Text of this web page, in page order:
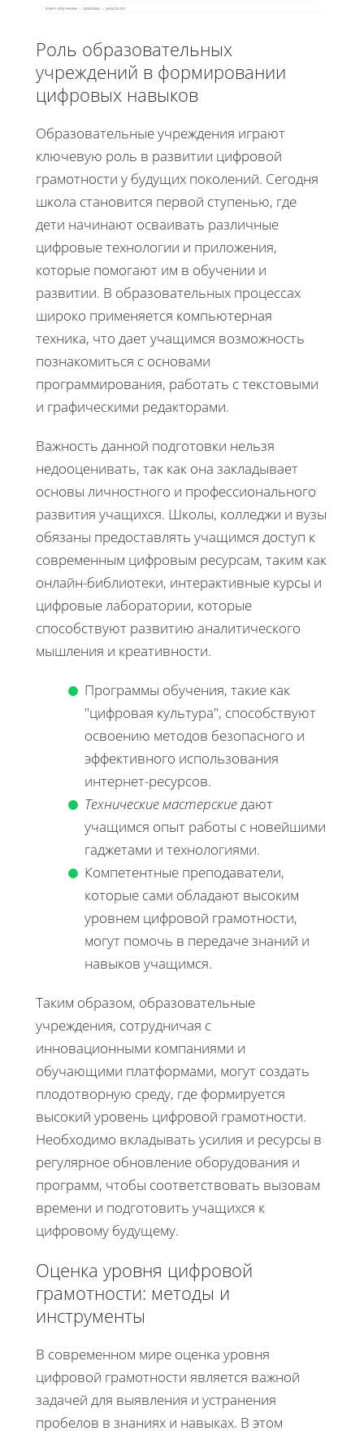
Ключ: обучение → практика → результат
Роль образовательных
учреждений в формировании
цифровых навыков
Образовательные учреждения играют
ключевую роль в развитии цифровой
грамотности у будущих поколений. Сегодня
школа становится первой ступенью, где
дети начинают осваивать различные
цифровые технологии и приложения,
которые помогают им в обучении и
развитии. В образовательных процессах
широко применяется компьютерная
техника, что дает учащимся возможность
познакомиться с основами
программирования, работать с текстовыми
и графическими редакторами.
Важность данной подготовки нельзя
недооценивать, так как она закладывает
основы личностного и профессионального
развития учащихся. Школы, колледжи и вузы
обязаны предоставлять учащимся доступ к
современным цифровым ресурсам, таким как
онлайн-библиотеки, интерактивные курсы и
цифровые лаборатории, которые
способствуют развитию аналитического
мышления и креативности.
Программы обучения, такие как
"цифровая культура", способствуют
освоению методов безопасного и
эффективного использования
интернет-ресурсов.
Технические мастерскиедают
учащимся опыт работы с новейшими
гаджетами и технологиями.
Компетентные преподаватели,
которые сами обладают высоким
уровнем цифровой грамотности,
могут помочь в передаче знаний и
навыков учащимся.
Таким образом, образовательные
учреждения, сотрудничая с
инновационными компаниями и
обучающими платформами, могут создать
плодотворную среду, где формируется
высокий уровень цифровой грамотности.
Необходимо вкладывать усилия и ресурсы в
регулярное обновление оборудования и
программ, чтобы соответствовать вызовам
времени и подготовить учащихся к
цифровому будущему.
Оценка уровня цифровой
грамотности: методы и
инструменты
В современном мире оценка уровня
цифровой грамотности является важной
задачей для выявления и устранения
пробелов в знаниях и навыках. В этом